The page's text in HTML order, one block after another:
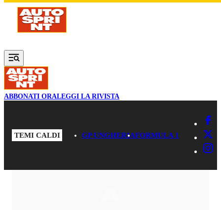
Vai al contenuto principale
ABBONATI ORALEGGI LA RIVISTA
TEMI CALDI GP UNGHERIAFORMULA 1